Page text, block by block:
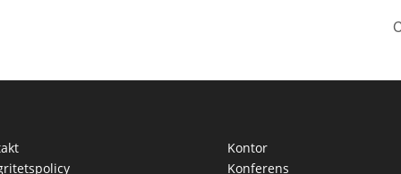
Kontor
Konferens